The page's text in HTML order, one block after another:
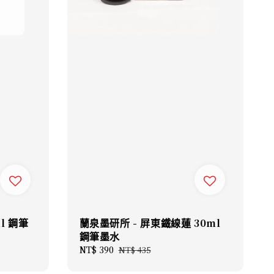
鋼筆
蘭泉墨研所 - 屏東鐵線蓮 30ml
鋼筆墨水
Sale
NT$ 390 Regular
NT$ 435